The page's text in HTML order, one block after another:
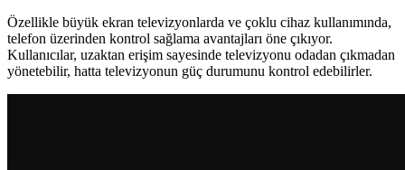
Özellikle büyük ekran televizyonlarda ve çoklu cihaz kullanımında,
telefon üzerinden kontrol sağlama avantajları öne çıkıyor.
Kullanıcılar, uzaktan erişim sayesinde televizyonu odadan çıkmadan
yönetebilir, hatta televizyonun güç durumunu kontrol edebilirler.